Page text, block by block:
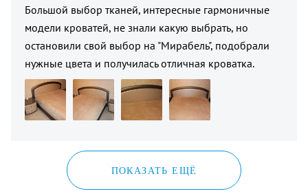
Большой выбор тканей, интересные гармоничные
модели кроватей, не знали какую выбрать, но
остановили свой выбор на "Мирабель", подобрали
нужные цвета и получилась отличная кроватка.
ПОКАЗАТЬ ЕЩЁ